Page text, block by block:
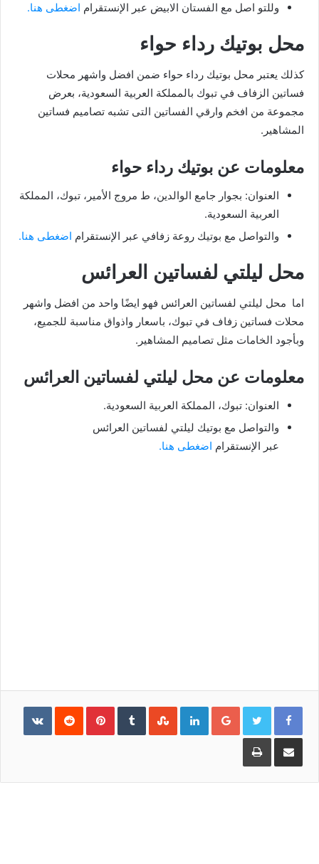
وللتو اصل مع الفستان الابيض عبر الإنستقرام اضغطى هنا.
محل بوتيك رداء حواء
كذلك يعتبر محل بوتيك رداء حواء ضمن افضل واشهر محلات
فساتين الزفاف في تبوك بالمملكة العربية السعودية، بعرض
مجموعة من افخم وارقي الفساتين التى تشبه تصاميم فساتين
المشاهير.
معلومات عن بوتيك رداء حواء
العنوان: بجوار جامع الوالدين، ط مروج الأمير، تبوك، المملكة
العربية السعودية.
والتواصل مع بوتيك روعة زفافي عبر الإنستقرام اضغطى هنا.
محل ليلتي لفساتين العرائس
اما محل ليلتي لفساتين العرائس فهو ايضًا واحد من افضل واشهر
محلات فساتين زفاف في تبوك، باسعار واذواق مناسبة للجميع،
وبأجود الخامات مثل تصاميم المشاهير.
معلومات عن محل ليلتي لفساتين العرائس
العنوان: تبوك، المملكة العربية السعودية.
والتواصل مع بوتيك ليلتي لفساتين العرائس
عبر الإنستقرام اضغطى هنا.
Google+
LinkedIn
Pinterest
مشاركة
البريد
طباعة